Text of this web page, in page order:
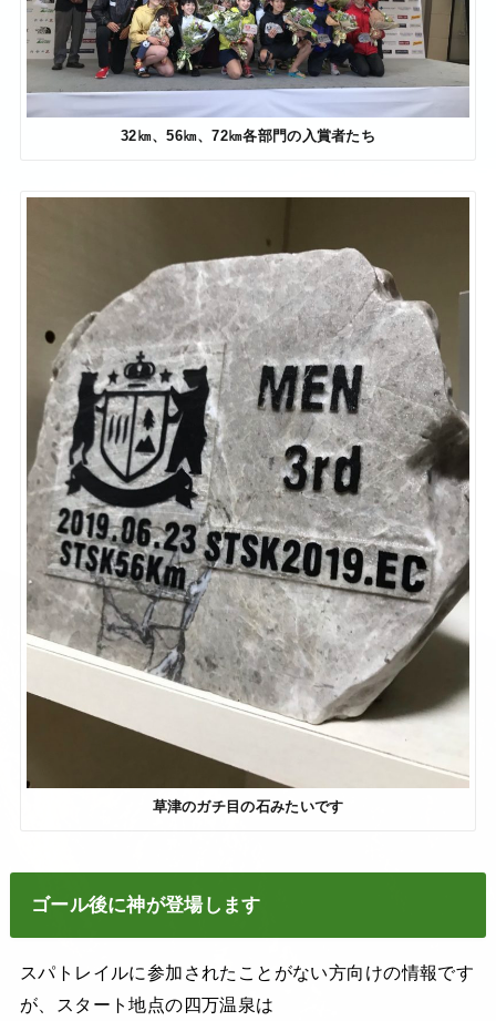
32㎞、56㎞、72㎞各部門の入賞者たち
草津のガチ目の石みたいです
ゴール後に神が登場します
スパトレイルに参加されたことがない方向けの情報です
が、スタート地点の四万温泉は